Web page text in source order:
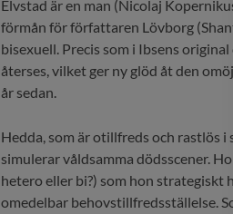
Elvstad är en man (Nicolaj
förmån för författaren Lövborg
bisexuell. Precis som i Ibsens
återses, vilket ger ny glöd åt den
år sedan.
Hedda, som är otillfreds och rastlös i
simulerar våldsamma dödsscener.
hetero eller bi?) som hon strategiskt
omedelbar behovstillfredsställelse.